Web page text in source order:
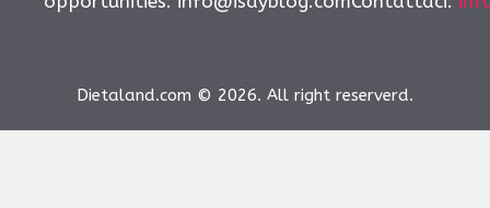
Dietaland.com © 2026. All right reserverd.